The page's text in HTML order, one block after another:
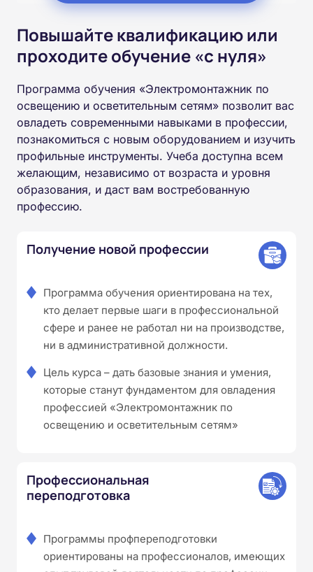
Повышайте квалификацию или
проходите обучение «с нуля»
Программа обучения «Электромонтажник по
освещению и осветительным сетям» позволит вас
овладеть современными навыками в профессии,
познакомиться с новым оборудованием и изучить
профильные инструменты. Учеба доступна всем
желающим, независимо от возраста и уровня
образования, и даст вам востребованную
профессию.
Получение новой профессии
Программа обучения ориентирована на тех,
кто делает первые шаги в профессиональной
сфере и ранее не работал ни на производстве,
ни в административной должности.
Цель курса – дать базовые знания и умения,
которые станут фундаментом для овладения
профессией «Электромонтажник по
освещению и осветительным сетям»
Профессиональная
переподготовка
Программы профпереподготовки
ориентированы на профессионалов, имеющих